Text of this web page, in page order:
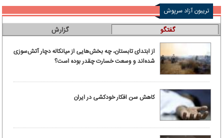
تریبون آزاد سرپوش
گفتگو گزارش
از ابتدای تابستان، چه بخش‌هایی از میانکاله دچار آتش‌سوزی
شده‌اند و وسعت خسارت چقدر بوده است؟
کاهش سن افکار خودکشی در ایران